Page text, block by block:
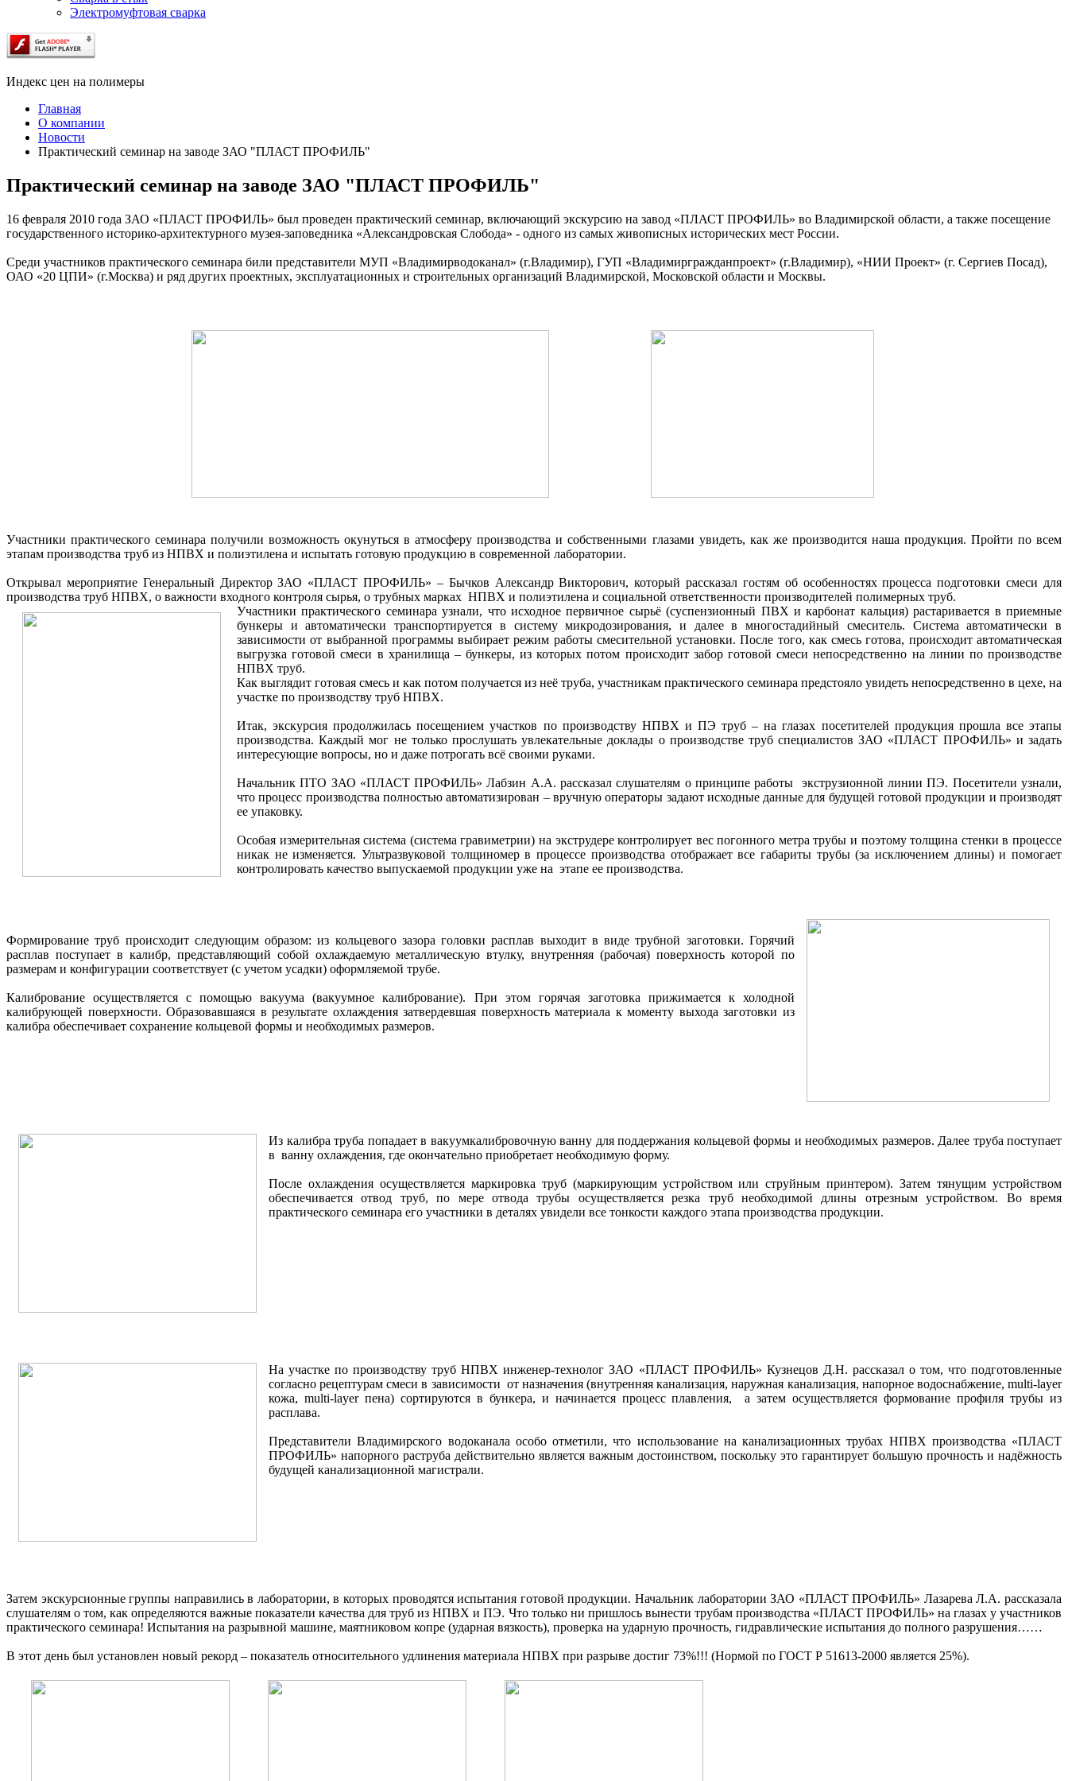
Электромуфтовая сварка
Индекс цен на полимеры
Главная
О компании
Новости
Практический семинар на заводе ЗАО "ПЛАСТ ПРОФИЛЬ"
Практический семинар на заводе ЗАО "ПЛАСТ ПРОФИЛЬ"
16 февраля 2010 года ЗАО «ПЛАСТ ПРОФИЛЬ» был проведен практический семинар, включающий экскурсию на завод «ПЛАСТ ПРОФИЛЬ» во Владимирской области, а также посещение
государственного историко-архитектурного музея-заповедника «Александровская Слобода» - одного из самых живописных исторических мест России.
Среди участников практического семинара били представители МУП «Владимирводоканал» (г.Владимир), ГУП «Владимиргражданпроект» (г.Владимир), «НИИ Проект» (г. Сергиев Посад),
ОАО «20 ЦПИ» (г.Москва) и ряд других проектных, эксплуатационных и строительных организаций Владимирской, Московской области и Москвы.
Участники практического семинара получили возможность окунуться в атмосферу производства и собственными глазами увидеть, как же производится наша продукция. Пройти по всем
этапам производства труб из НПВХ и полиэтилена и испытать готовую продукцию в современной лаборатории.
Открывал мероприятие Генеральный Директор ЗАО «ПЛАСТ ПРОФИЛЬ» – Бычков Александр Викторович, который рассказал гостям об особенностях процесса подготовки смеси для
производства труб НПВХ, о важности входного контроля сырья, о трубных марках НПВХ и полиэтилена и социальной ответственности производителей полимерных труб.
Участники практического семинара узнали, что исходное первичное сырьё (суспензионный ПВХ и карбонат кальция) растаривается в приемные
бункеры и автоматически транспортируется в систему микродозирования, и далее в многостадийный смеситель. Система автоматически в
зависимости от выбранной программы выбирает режим работы смесительной установки. После того, как смесь готова, происходит автоматическая
выгрузка готовой смеси в хранилища – бункеры, из которых потом происходит забор готовой смеси непосредственно на линии по производстве
НПВХ труб.
Как выглядит готовая смесь и как потом получается из неё труба, участникам практического семинара предстояло увидеть непосредственно в цехе, на
участке по производству труб НПВХ.
Итак, экскурсия продолжилась посещением участков по производству НПВХ и ПЭ труб – на глазах посетителей продукция прошла все этапы
производства. Каждый мог не только прослушать увлекательные доклады о производстве труб специалистов ЗАО «ПЛАСТ ПРОФИЛЬ» и задать
интересующие вопросы, но и даже потрогать всё своими руками.
Начальник ПТО ЗАО «ПЛАСТ ПРОФИЛЬ»Лабзин А.А.рассказал слушателям о принципе работы экструзионной линии ПЭ. Посетители узнали,
что процесс производства полностью автоматизирован – вручную операторы задают исходные данные для будущей готовой продукции и производят
ее упаковку.
Особая измерительная система (система гравиметрии) на экструдере контролирует вес погонного метра трубы и поэтому толщина стенки в процессе
никак не изменяется. Ультразвуковой толщиномер в процессе производства отображает все габариты трубы (за исключением длины) и помогает
контролировать качество выпускаемой продукции уже на этапе ее производства.
Формирование труб происходит следующим образом: из кольцевого зазора головки расплав выходит в виде трубной заготовки. Горячий
расплав поступает в калибр, представляющий собой охлаждаемую металлическую втулку, внутренняя (рабочая) поверхность которой по
размерам и конфигурации соответствует (с учетом усадки) оформляемой трубе.
Калибрование осуществляется с помощью вакуума (вакуумное калибрование). При этом горячая заготовка прижимается к холодной
калибрующей поверхности. Образовавшаяся в результате охлаждения затвердевшая поверхность материала к моменту выхода заготовки из
калибра обеспечивает сохранение кольцевой формы и необходимых размеров.
Из калибра труба попадает в вакуумкалибровочную ванну для поддержания кольцевой формы и необходимых размеров. Далее труба поступает
в ванну охлаждения, где окончательно приобретает необходимую форму.
После охлаждения осуществляется маркировка труб (маркирующим устройством или струйным принтером). Затем тянущим устройством
обеспечивается отвод труб, по мере отвода трубы осуществляется резка труб необходимой длины отрезным устройством. Во время
практического семинара его участники в деталях увидели все тонкости каждого этапа производства продукции.
На участке по производствутруб НПВХ инженер-технолог ЗАО «ПЛАСТ ПРОФИЛЬ» Кузнецов Д.Н. рассказал о том, что подготовленные
согласно рецептурам смеси в зависимости от назначения (внутренняя канализация, наружная канализация, напорное водоснабжение, multi-layer
кожа, multi-layer пена) сортируются в бункера, и начинается процесс плавления, а затем осуществляется формование профиля трубы из
расплава.
Представители Владимирского водоканала особо отметили, что использование на канализационных трубах НПВХ производства «ПЛАСТ
ПРОФИЛЬ» напорного раструба действительно является важным достоинством, поскольку это гарантирует большую прочность и надёжность
будущей канализационной магистрали.
Затем экскурсионные группы направились в лаборатории, в которых проводятся испытания готовой продукции. Начальник лаборатории ЗАО «ПЛАСТ ПРОФИЛЬ» Лазарева Л.А. рассказала
слушателям о том, как определяются важные показатели качества для труб из НПВХ и ПЭ. Что только ни пришлось вынести трубам производства «ПЛАСТ ПРОФИЛЬ» на глазах у участников
практического семинара! Испытания на разрывной машине, маятниковом копре (ударная вязкость), проверка на ударную прочность, гидравлические испытания до полного разрушения……
В этот день был установлен новый рекорд – показатель относительного удлинения материала НПВХ при разрыве достиг 73%!!! (Нормой по ГОСТ Р 51613-2000 является 25%).